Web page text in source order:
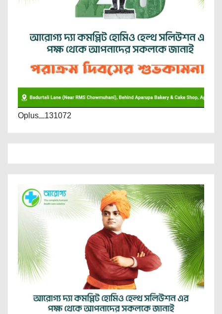
Oplus_131072